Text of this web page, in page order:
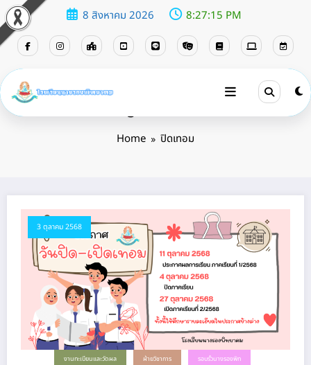
8 สิงหาคม 2026 8:27:16 PM
Home ปิดเทอม
3 ตุลาคม 2568
งานทะเบียนและวัดผล ฝ่ายวิชาการ รอบรั้วนางรองพิท